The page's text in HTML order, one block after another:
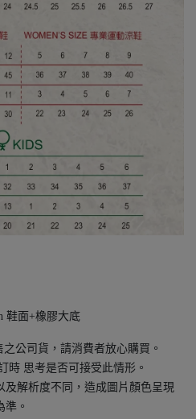
鞋面+橡膠大底
公司貨，請消費者放心購買。
時 思考是否可接受此情形。
及解析度不同，造成圖片顏色呈現
準。